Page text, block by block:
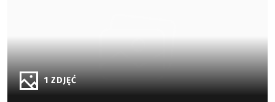
1 ZDJĘĆ